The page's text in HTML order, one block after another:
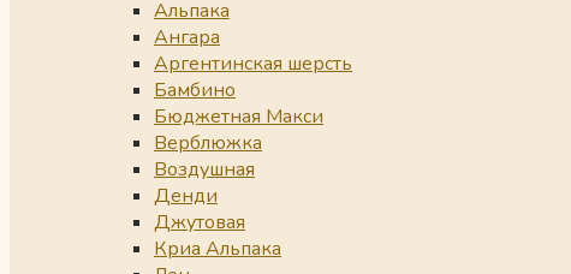
Альпака
Ангара
Аргентинская шерсть
Бамбино
Бюджетная Макси
Верблюжка
Воздушная
Денди
Джутовая
Криа Альпака